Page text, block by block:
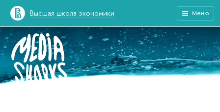
Высшая школа экономики Меню